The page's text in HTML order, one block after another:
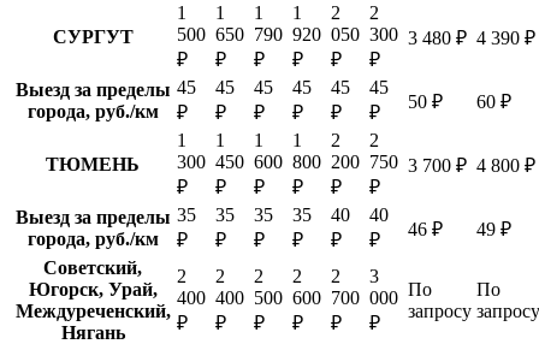
СУРГУТ
1
500
₽
1
650
₽
1
790
₽
1
920
₽
2
050
₽
2
300
₽
3 480 ₽ 4 390 ₽
Выезд за пределы
города, руб./км
45
₽
45
₽
45
₽
45
₽
45
₽
45
₽
50 ₽ 60 ₽
ТЮМЕНЬ
1
300
₽
1
450
₽
1
600
₽
1
800
₽
2
200
₽
2
750
₽
3 700 ₽ 4 800 ₽
Выезд за пределы
города, руб./км
35
₽
35
₽
35
₽
35
₽
40
₽
40
₽
46 ₽
49 ₽
Советский,
Югорск, Урай,
Междуреченский,
Нягань
2
400
₽
2
400
₽
2
500
₽
2
600
₽
2
700
₽
3
000
₽
По
запросу
По
запросу